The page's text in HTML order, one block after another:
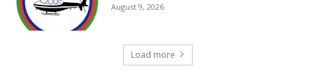
August 9, 2026
Load more